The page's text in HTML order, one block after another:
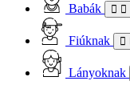
Babák
Fiúknak
Lányoknak